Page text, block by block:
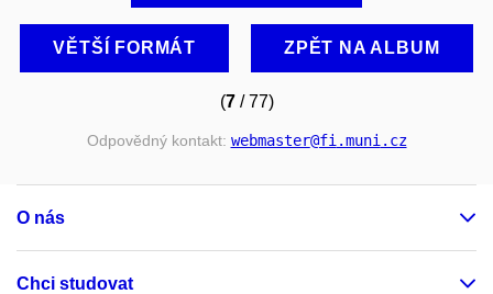
VĚTŠÍ FORMÁT ZPĚT NA ALBUM
(7/ 77)
Odpovědný kontakt: webmaster@fi.muni.cz
O nás
Chci studovat